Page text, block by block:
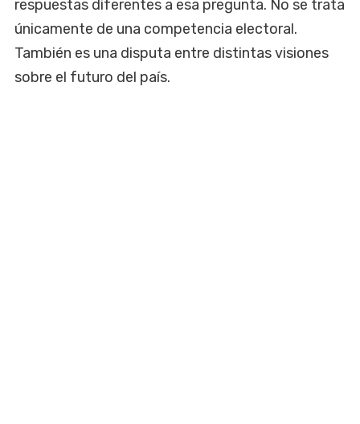
respuestas diferentes a esa pregunta. No se trata
únicamente de una competencia electoral.
También es una disputa entre distintas visiones
sobre el futuro del país.